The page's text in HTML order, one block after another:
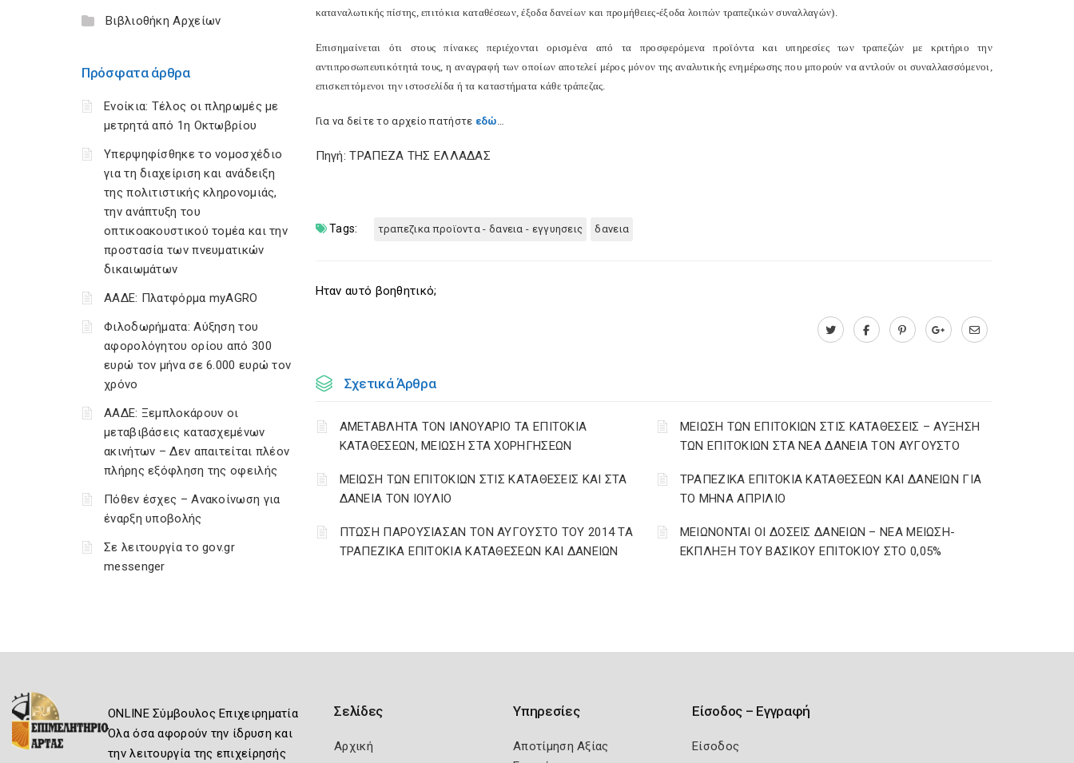
Βιβλιοθήκη Αρχείων
Πρόσφατα άρθρα
Ενοίκια: Τέλος οι πληρωμές με
μετρητά από 1η Οκτωβρίου
Υπερψηφίσθηκε το νομοσχέδιο
για τη διαχείριση και ανάδειξη
της πολιτιστικής κληρονομιάς,
την ανάπτυξη του
οπτικοακουστικού τομέα και την
προστασία των πνευματικών
δικαιωμάτων
ΑΑΔΕ: Πλατφόρμα myAGRO
Φιλοδωρήματα: Αύξηση του
αφορολόγητου ορίου από 300
ευρώ τον μήνα σε 6.000 ευρώ τον
χρόνο
ΑΑΔΕ: Ξεμπλοκάρουν οι
μεταβιβάσεις κατασχεμένων
ακινήτων – Δεν απαιτείται πλέον
πλήρης εξόφληση της οφειλής
Πόθεν έσχες – Ανακοίνωση για
έναρξη υποβολής
Σε λειτουργία το gov.gr
messenger
καταναλωτικής πίστης, επιτόκια καταθέσεων, έξοδα δανείων και προμήθειες-έξοδα λοιπών τραπεζικών συναλλαγών).
Επισημαίνεται ότι στους πίνακες περιέχονται ορισμένα από τα προσφερόμενα προϊόντα και υπηρεσίες των τραπεζών με κριτήριο την
αντιπροσωπευτικότητά τους, η αναγραφή των οποίων αποτελεί μέρος μόνον της αναλυτικής ενημέρωσης που μπορούν να αντλούν οι συναλλασσόμενοι,
επισκεπτόμενοι την ιστοσελίδα ή τα καταστήματα κάθε τράπεζας.
Για να δείτε το αρχείο πατήστε εδώ…
Πηγή: ΤΡΑΠΕΖΑ ΤΗΣ ΕΛΛΑΔΑΣ
Tags: τραπεζικα προϊοντα - δανεια - εγγυησεις δανεια
Ηταν αυτό βοηθητικό;
Σχετικά Άρθρα
ΑΜΕΤΑΒΛΗΤΑ ΤΟΝ ΙΑΝΟΥΑΡΙΟ ΤΑ ΕΠΙΤΟΚΙΑ
ΚΑΤΑΘΕΣΕΩΝ, ΜΕΙΩΣΗ ΣΤΑ ΧΟΡΗΓΗΣΕΩΝ
ΜΕΙΩΣΗ ΤΩΝ ΕΠΙΤΟΚΙΩΝ ΣΤΙΣ ΚΑΤΑΘΕΣΕΙΣ – ΑΥΞΗΣΗ
ΤΩΝ ΕΠΙΤΟΚΙΩΝ ΣΤΑ ΝΕΑ ΔΑΝΕΙΑ ΤΟΝ ΑΥΓΟΥΣΤΟ
ΜΕΙΩΣΗ ΤΩΝ ΕΠΙΤΟΚΙΩΝ ΣΤΙΣ ΚΑΤΑΘΕΣΕΙΣ ΚΑΙ ΣΤΑ
ΔΑΝΕΙΑ ΤΟΝ ΙΟΥΛΙΟ
ΤΡΑΠΕΖΙΚΑ ΕΠΙΤΟΚΙΑ ΚΑΤΑΘΕΣΕΩΝ ΚΑΙ ΔΑΝΕΙΩΝ ΓΙΑ
ΤΟ ΜΗΝΑ ΑΠΡΙΛΙΟ
ΠΤΩΣΗ ΠΑΡΟΥΣΙΑΣΑΝ ΤΟΝ ΑΥΓΟΥΣΤΟ ΤΟΥ 2014 ΤΑ
ΤΡΑΠΕΖΙΚΑ ΕΠΙΤΟΚΙΑ ΚΑΤΑΘΕΣΕΩΝ ΚΑΙ ΔΑΝΕΙΩΝ
ΜΕΙΩΝΟΝΤΑΙ ΟΙ ΔΟΣΕΙΣ ΔΑΝΕΙΩΝ – ΝΕΑ ΜΕΙΩΣΗ-
ΕΚΠΛΗΞΗ ΤΟΥ ΒΑΣΙΚΟΥ ΕΠΙΤΟΚΙΟΥ ΣΤΟ 0,05%
ONLINE Σύμβουλος Επιχειρηματία
Όλα όσα αφορούν την ίδρυση και
την λειτουργία της επιχείρησής
Σελίδες
Αρχική
Υπηρεσίες
Αποτίμηση Αξίας
Είσοδος – Εγγραφή
Είσοδος